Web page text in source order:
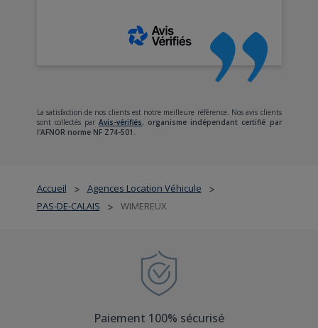
Accueil > Agences Location Véhicule >
PAS-DE-CALAIS > WIMEREUX
La satisfaction de nos clients est notre meilleure référence. Nos avis clients
sont collectés par Avis-vérifiés, organisme indépendant certifié par
l'AFNOR norme NF Z74-501.
Paiement 100% sécurisé